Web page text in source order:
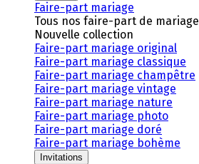
Faire-part mariage
Tous nos faire-part de mariage
Nouvelle collection
Faire-part mariage original
Faire-part mariage classique
Faire-part mariage champêtre
Faire-part mariage vintage
Faire-part mariage nature
Faire-part mariage photo
Faire-part mariage doré
Faire-part mariage bohème
Invitations